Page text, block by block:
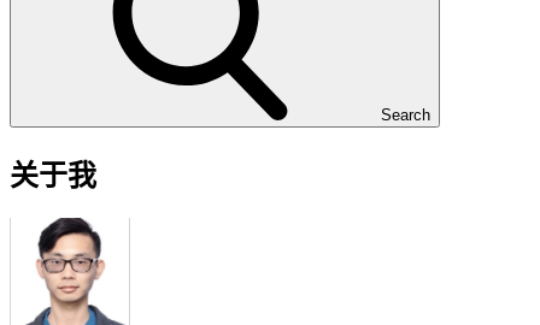
Search
关于我